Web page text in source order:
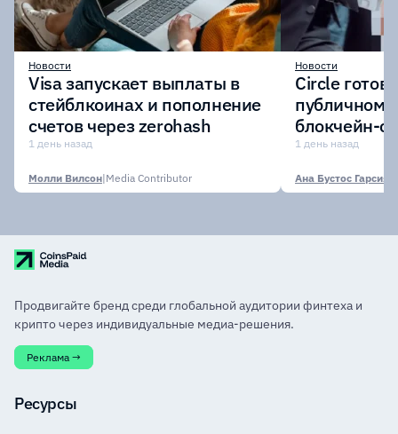
Новости
Visa запускает выплаты в
стейблкоинах и пополнение
счетов через zerohash
1 день назад
Молли Вилсон|Media Contributor
Новости
Circle
публичному
блокчейн-
участии
1 день назад
Ана Бустос Гарсия
Продвигайте бренд среди глобальной аудитории финтеха и
крипто через индивидуальные медиа-решения.
Реклама →
Ресурсы